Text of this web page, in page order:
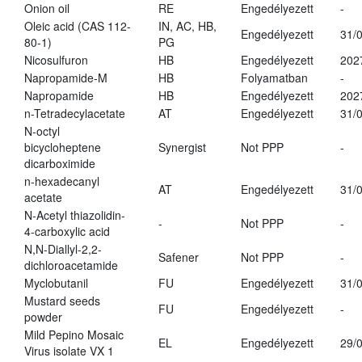
Onion oil RE Engedélyezett
-
Oleic acid (CAS 112-
80-1)
IN, AC, HB,
PG
Engedélyezett
31/
Nicosulfuron
HB Engedélyezett
Napropamide-M
HB Folyamatban
-
Napropamide
HB Engedélyezett
n-Tetradecylacetate
AT Engedélyezett
31/
N-octyl
bicycloheptene
dicarboximide
Synergist Not PPP -
n-hexadecanyl
acetate
AT Engedélyezett
31/
N-Acetyl thiazolidin-
4-carboxylic acid
- Not PPP
-
N,N-Diallyl-2,2-
dichloroacetamide
Safener Not PPP
-
Myclobutanil
FU Engedélyezett
31/
Mustard seeds
powder
FU Engedélyezett
-
Mild Pepino Mosaic
Virus isolate VX 1
EL Engedélyezett
29/